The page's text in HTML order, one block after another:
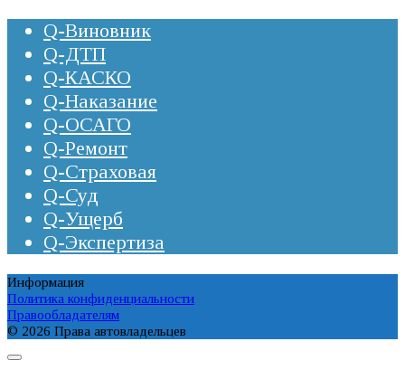
Q-Виновник
Q-ДТП
Q-КАСКО
Q-Наказание
Q-ОСАГО
Q-Ремонт
Q-Страховая
Q-Суд
Q-Ущерб
Q-Экспертиза
Информация
Политика конфиденциальности
Правообладателям
© 2026 Права автовладельцев